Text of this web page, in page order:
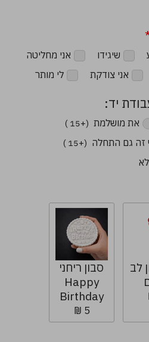
שיגידו
אני מחליטה
אני צודקת לי מותר
יד:
את מושלמת ‏ (+15 ₪)
זה גם התחלה (+15 ₪)
לב
סבון ריחני
Happy
Birthday
5 ₪